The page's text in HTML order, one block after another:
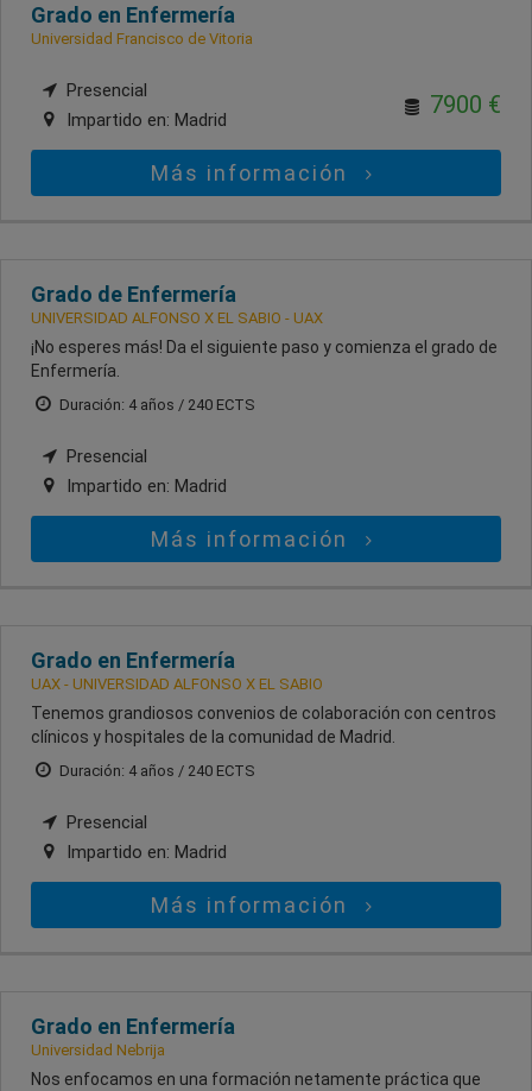
Grado en Enfermería
Universidad Francisco de Vitoria
Presencial
Impartido en: Madrid
7900 €
Más información
Grado de Enfermería
UNIVERSIDAD ALFONSO X EL SABIO - UAX
¡No esperes más! Da el siguiente paso y comienza el grado de
Enfermería.
Duración: 4 años / 240 ECTS
Presencial
Impartido en: Madrid
Más información
Grado en Enfermería
UAX - UNIVERSIDAD ALFONSO X EL SABIO
Tenemos grandiosos convenios de colaboración con centros
clínicos y hospitales de la comunidad de Madrid.
Duración: 4 años / 240 ECTS
Presencial
Impartido en: Madrid
Más información
Grado en Enfermería
Universidad Nebrija
Nos enfocamos en una formación netamente práctica que